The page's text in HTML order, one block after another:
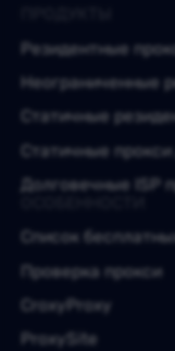
Резидентные
Неограниченные
Статичные
Статичные
Долговечные ISP
Список
Проверка прокси
CroxyProxy
ProxySite